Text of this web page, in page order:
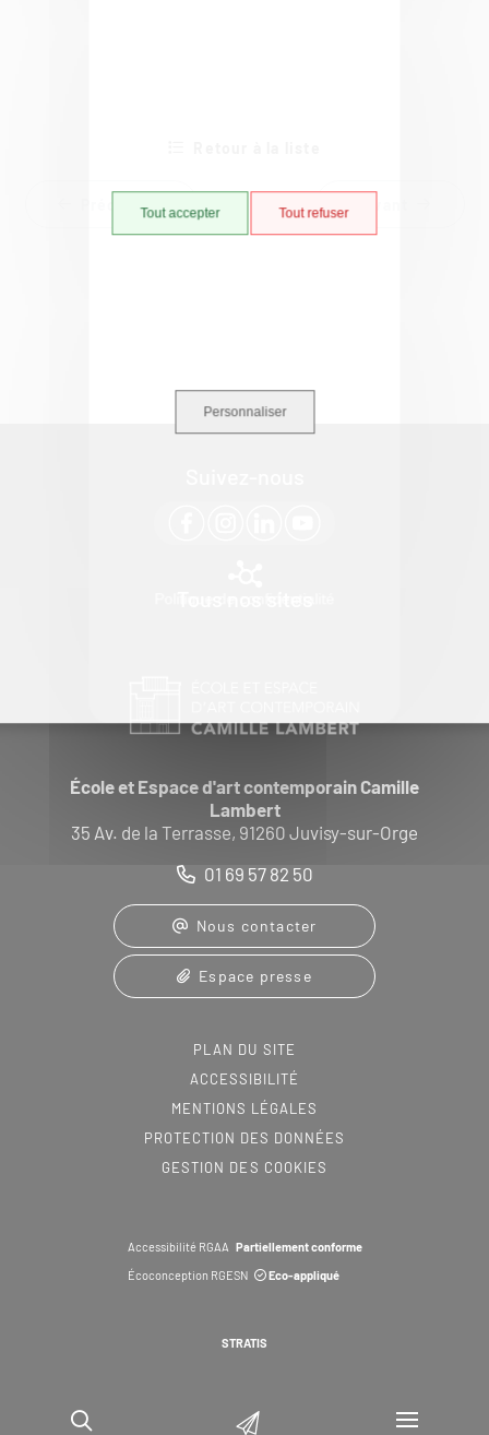
Tout accepter Tout refuser
Personnaliser
Précédent
École et Espace d'art contemporain Camille
Lambert
35 Av. de la Terrasse, 91260 Juvisy-sur-Orge
01 69 57 82 50
Nous contacter
Espace presse
PLAN DU SITE
ACCESSIBILITÉ
MENTIONS LÉGALES
PROTECTION DES DONNÉES
GESTION DES COOKIES
Accessibilité RGAA Partiellement conforme
Écoconception RGESN
Eco-appliqué
STRATIS